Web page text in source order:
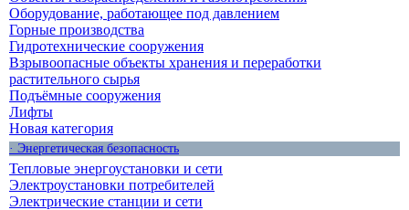
Оборудование, работающее под давлением
Горные производства
Гидротехнические сооружения
Взрывоопасные объекты хранения и переработки
растительного сырья
Подъёмные сооружения
Лифты
Новая категория
· Энергетическая безопасность
Тепловые энергоустановки и сети
Электроустановки потребителей
Электрические станции и сети